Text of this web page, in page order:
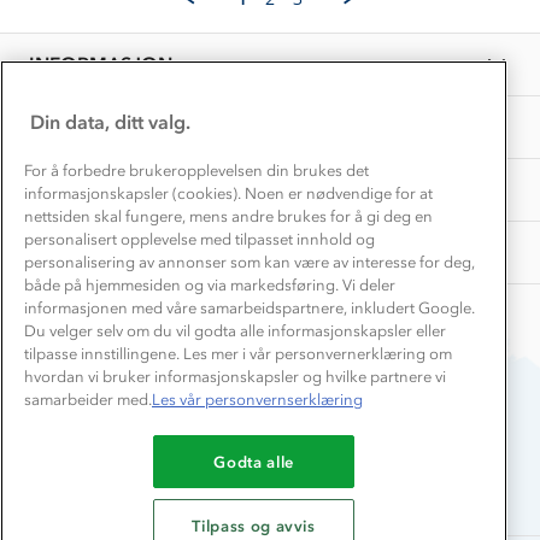
14
2023
INFORMASJON
Presse
OM OSS
Samarbeide med oss?
TIPS OG RÅD
Store størrelser
Turmat oppskrifter
Beredskap
AKTIVITETER
Overnatte utendørs⛺
Leirskole 🥾
Barnehageansatt
Tips til hyttetur
Du betaler enkelt med
Din data, ditt valg.
For å forbedre brukeropplevelsen din brukes det
informasjonskapsler (cookies). Noen er nødvendige for at
nettsiden skal fungere, mens andre brukes for å gi deg en
personalisert opplevelse med tilpasset innhold og
personalisering av annonser som kan være av interesse for deg,
både på hjemmesiden og via markedsføring. Vi deler
informasjonen med våre samarbeidspartnere, inkludert Google.
Du velger selv om du vil godta alle informasjonskapsler eller
tilpasse innstillingene. Les mer i vår personvernerklæring om
hvordan vi bruker informasjonskapsler og hvilke partnere vi
samarbeider med.Les vår personvernserklæring
Godta alle
Tilpass og avvis